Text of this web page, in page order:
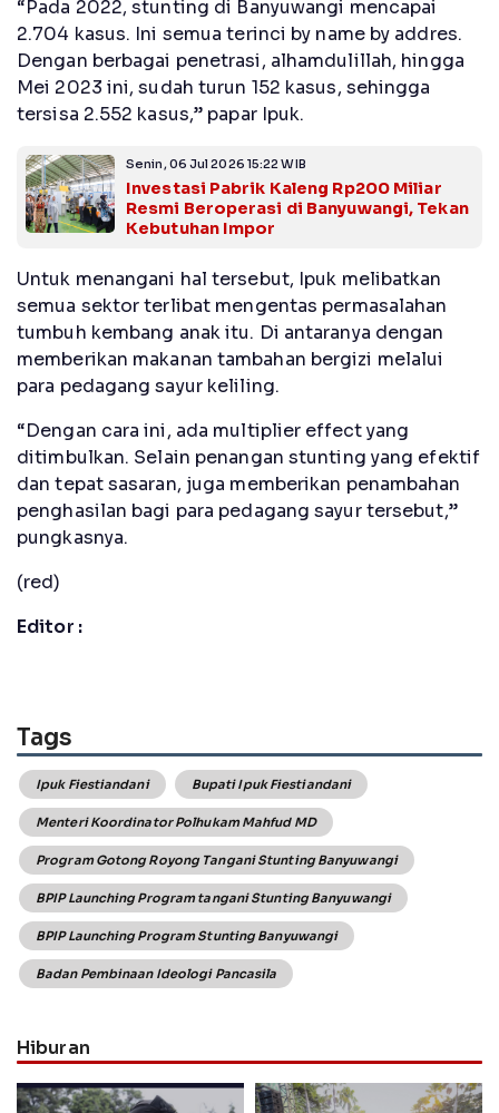
“Pada 2022, stunting di Banyuwangi mencapai
2.704 kasus. Ini semua terinci by name by addres.
Dengan berbagai penetrasi, alhamdulillah, hingga
Mei 2023 ini, sudah turun 152 kasus, sehingga
tersisa 2.552 kasus,” papar Ipuk.
Senin, 06 Jul 2026 15:22 WIB
Investasi Pabrik Kaleng Rp200 Miliar
Resmi Beroperasi di Banyuwangi, Tekan
Kebutuhan Impor
Untuk menangani hal tersebut, Ipuk melibatkan
semua sektor terlibat mengentas permasalahan
tumbuh kembang anak itu. Di antaranya dengan
memberikan makanan tambahan bergizi melalui
para pedagang sayur keliling.
“Dengan cara ini, ada multiplier effect yang
ditimbulkan. Selain penangan stunting yang efektif
dan tepat sasaran, juga memberikan penambahan
penghasilan bagi para pedagang sayur tersebut,”
pungkasnya.
(red)
Editor :
Tags
Ipuk Fiestiandani Bupati Ipuk Fiestiandani
Menteri Koordinator Polhukam Mahfud MD
Program Gotong Royong Tangani Stunting Banyuwangi
BPIP Launching Program tangani Stunting Banyuwangi
BPIP Launching Program Stunting Banyuwangi
Badan Pembinaan Ideologi Pancasila
Hiburan